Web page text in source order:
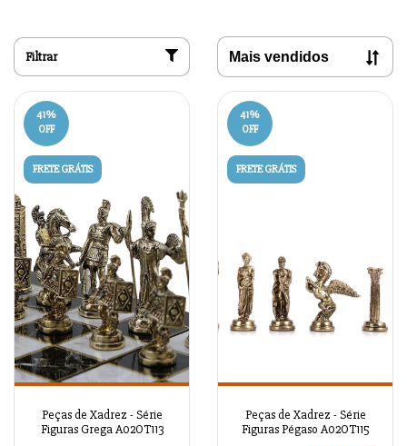
Filtrar
41%
OFF
FRETE GRÁTIS
Peças de Xadrez - Série
Figuras Grega A02OT113
41%
OFF
FRETE GRÁTIS
Peças de Xadrez - Série
Figuras Pégaso A02OT115